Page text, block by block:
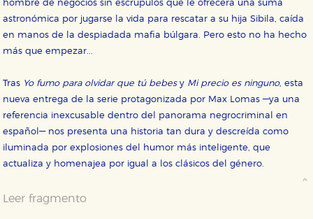
hombre de negocios sin escrúpulos que le ofrecerá una suma
astronómica por jugarse la vida para rescatar a su hija Sibila, caída
en manos de la despiadada mafia búlgara. Pero esto no ha hecho
más que empezar...
Tras Yo fumo para olvidar que tú bebesy Mi precio es ninguno, esta
nueva entrega de la serie protagonizada por Max Lomas ­—ya una
referencia inexcusable dentro del panorama negrocriminal en
español— nos presenta una historia tan dura y descreída como
iluminada por explosiones del humor más inteligente, que
actualiza y homenajea por igual a los clásicos del género.
Leer fragmento